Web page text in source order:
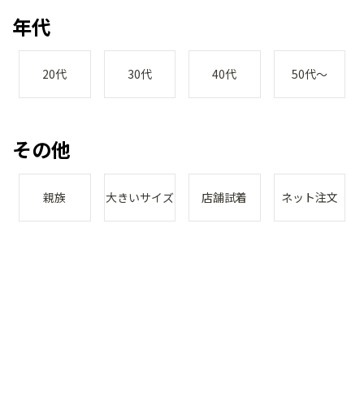
年代
20代 30代 40代 50代～
その他
親族 大きいサイズ 店舗試着 ネット注文